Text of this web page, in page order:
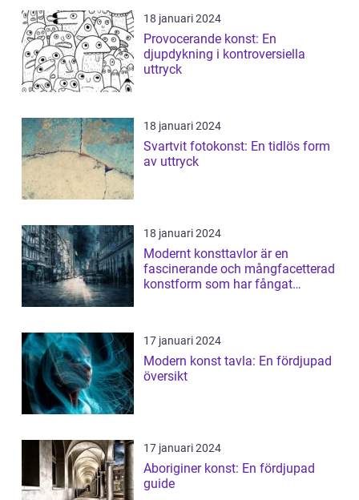
18 januari 2024
Provocerande konst: En
djupdykning i kontroversiella
uttryck
18 januari 2024
Svartvit fotokonst: En tidlös form
av uttryck
18 januari 2024
Modernt konsttavlor är en
fascinerande och mångfacetterad
konstform som har fångat
17 januari 2024
Modern konst tavla: En fördjupad
översikt
17 januari 2024
Aboriginer konst: En fördjupad
guide